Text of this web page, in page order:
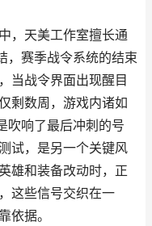
，天美工作室擅长通
，赛季战令系统的结束
当战令界面出现醒目
剩数周，游戏内诸如
吹响了最后冲刺的号
试，是另一个关键风
雄和装备改动时，正
这些信号交织在一
依据。